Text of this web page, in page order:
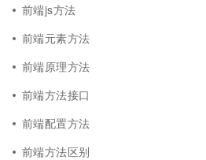
前端js方法
前端元素方法
前端原理方法
前端方法接口
前端配置方法
前端方法区别